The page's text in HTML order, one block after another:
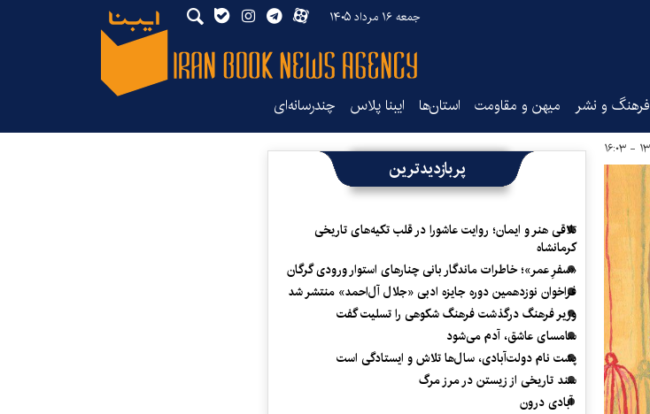
جمعه ۱۶ مرداد ۱۴۰۵
فرهنگ و نشر میهن و مقاومت استان‌ها ایبنا پلاس چندرسانه‌ای
پربازدیدترین
تلاقی هنر و ایمان؛ روایت عاشورا در قلب تکیه‌های تاریخی
کرمانشاه
«سفرِ عمر»؛ خاطرات ماندگار بانی چنارهای استوار ورودی گرگان
فراخوان نوزدهمین دوره جایزه ادبی «جلال آل‌احمد» منتشر شد
وزیر فرهنگ درگذشت فرهنگ شکوهی را تسلیت گفت
سامسای عاشق، آدم می‌شود
پشت نام دولت‌آبادی، سال‌ها تلاش و ایستادگی است
سند تاریخی از زیستن در مرز مرگ
آبادی درون